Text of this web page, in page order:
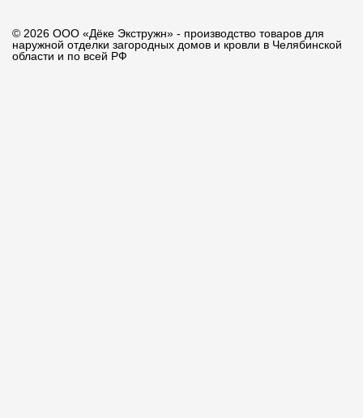
© 2026 ООО «Дёке Экстружн» - производство товаров для
наружной отделки загородных домов и кровли в Челябинской
области и по всей РФ